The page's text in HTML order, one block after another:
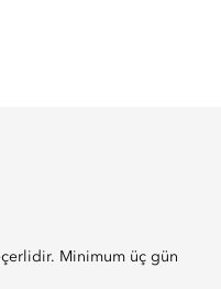
Minimum üç gün